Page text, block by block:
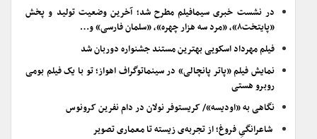
در نشست خبری سیمافیلم مطرح شد؛ آخرین وضعیت تولید و پخش
«پایتخت۸»، «مرد سه هزار چهره»، «سلمان فارسی» و…
فیلم مهرداد اسکویی بهترین مستند جشنواره دوربان شد
نمایش فیلم «پاتر پانچالی» در سینماتوگراف اهواز؛ تو با یک فیلم بومی
روبرو هستی
نگاهی به «اودیسه»/ کریستوفر نولان در دام نفرین کرونوس
شاعرانگیِ فروغ؛ از تجربه‌ی زیسته تا معماری تصویر